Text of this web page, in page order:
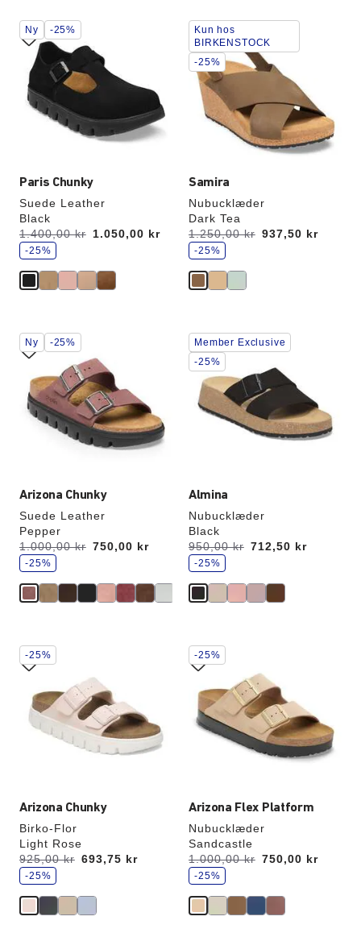
Paris Chunky
Suede Leather
Black
Før:
1.400,00 kr
nu 1.050,00 kr
s
p
a
r
-25%
Interaktion
med
prøvefarver
opdatere
produktbilledet
Ny -25%
Samira
Nubucklæder
Dark Tea
Før:
1.250,00 kr
nu 937,50 kr
s
p
a
r
-25%
Interaktion
med
prøvefarver
vil
opdatere
produktbilledet
Kun hos
BIRKENSTOCK
-25%
Arizona Chunky
Suede Leather
Pepper
Før:
1.000,00 kr
nu 750,00 kr
s
p
a
r
-25%
Interaktion
med
prøvefarver
opdatere
produktbilledet
Ny -25%
Almina
Nubucklæder
Black
Før:
950,00 kr
nu 712,50 kr
s
p
a
r
-25%
Interaktion
med
prøvefarver
opdatere
produktbilledet
Member Exclusive
-25%
Arizona Chunky
Birko-Flor
Light Rose
Før:
925,00 kr
nu 693,75 kr
s
p
a
r
-25%
Interaktion
med
prøvefarver
opdatere
produktbilledet
-25%
Arizona Flex Platform
Nubucklæder
Sandcastle
Før:
1.000,00 kr
nu 750,00 kr
s
p
a
r
-25%
Interaktion
med
prøvefarver
opdatere
produktbilledet
-25%